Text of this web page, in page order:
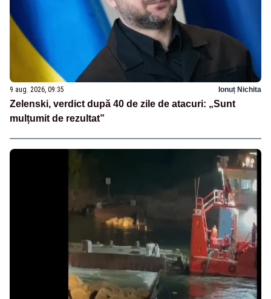
9 aug. 2026, 09:35 Ionuț Nichita
Zelenski, verdict după 40 de zile de atacuri: „Sunt
mulțumit de rezultat”